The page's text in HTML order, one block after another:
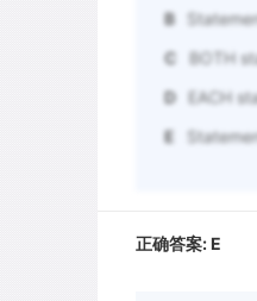
B
C
BOTH
D
EACH
E
正确答案:E